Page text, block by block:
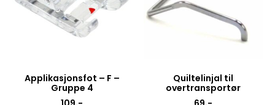
Applikasjonsfot – F –
Gruppe 4
Quiltelinjal til
overtransportør